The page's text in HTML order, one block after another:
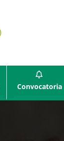
Convocatoria